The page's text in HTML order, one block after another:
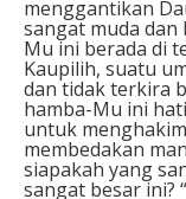
menggantikan
sangat muda dan
Mu ini berada di
Kaupilih, suatu
dan tidak terkira
hamba-Mu ini
untuk
membedakan
siapakah yang
sangat besar ini?